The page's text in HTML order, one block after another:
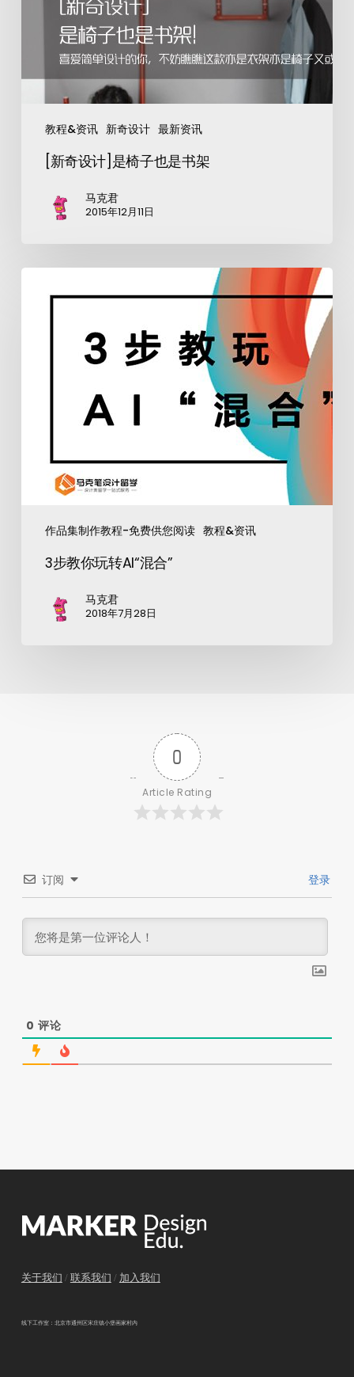
教程&资讯 新奇设计 最新资讯
[新奇设计]是椅子也是书架
马克君
2015年12月11日
作品集制作教程-免费供您阅读 教程&资讯
3步教你玩转AI“混合”
马克君
2018年7月28日
0
Article Rating
订阅 登录
0 评论
关于我们 / 联系我们 / 加入我们
线下工作室：北京市通州区宋庄镇小堡画家村内